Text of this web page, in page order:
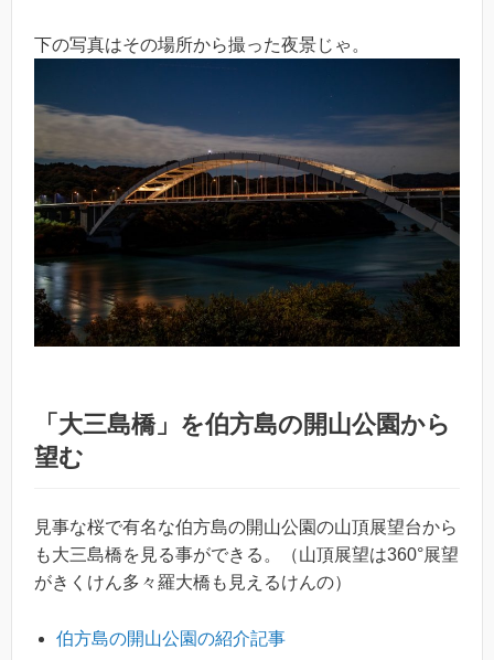
下の写真はその場所から撮った夜景じゃ。
「大三島橋」を伯方島の開山公園から
望む
見事な桜で有名な伯方島の開山公園の山頂展望台から
も大三島橋を見る事ができる。（山頂展望は360°展望
がきくけん多々羅大橋も見えるけんの）
伯方島の開山公園の紹介記事